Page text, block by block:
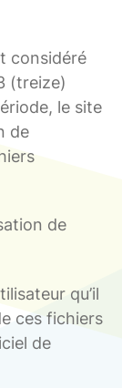
considéré
(treize)
le site
de
de
qu’il
ces fichiers
de